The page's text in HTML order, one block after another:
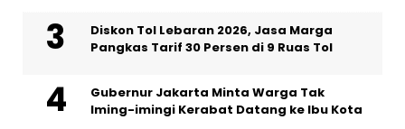
Diskon Tol Lebaran 2026, Jasa Marga
Pangkas Tarif 30 Persen di 9 Ruas Tol
Gubernur Jakarta Minta Warga Tak
Iming-imingi Kerabat Datang ke Ibu Kota